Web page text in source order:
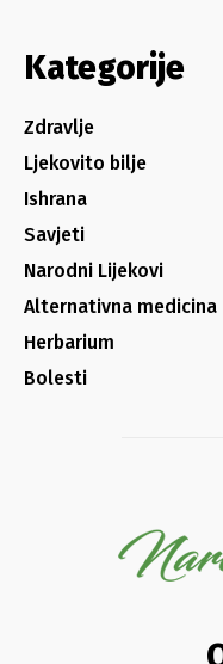
Kategorije
Zdravlje
Ljekovito bilje
Ishrana
Savjeti
Narodni Lijekovi
Alternativna medicina
Herbarium
Bolesti